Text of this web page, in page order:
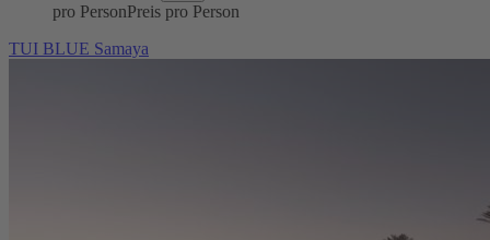
pro PersonPreis pro Person
TUI BLUE Samaya